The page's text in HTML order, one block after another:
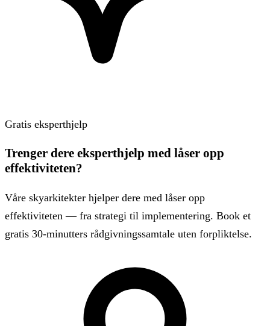
Gratis eksperthjelp
Trenger dere eksperthjelp med låser opp
effektiviteten?
Våre skyarkitekter hjelper dere med låser opp
effektiviteten — fra strategi til implementering. Book et
gratis 30-minutters rådgivningssamtale uten forpliktelse.